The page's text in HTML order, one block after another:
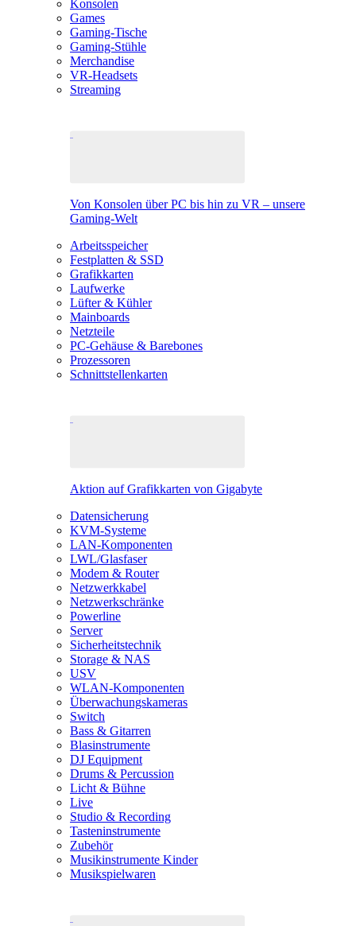
Konsolen
Games
Gaming-Tische
Gaming-Stühle
Merchandise
VR-Headsets
Streaming
Von Konsolen über PC bis hin zu VR – unsere
Gaming-Welt
Arbeitsspeicher
Festplatten & SSD
Grafikkarten
Laufwerke
Lüfter & Kühler
Mainboards
Netzteile
PC-Gehäuse & Barebones
Prozessoren
Schnittstellenkarten
Aktion auf Grafikkarten von Gigabyte
Datensicherung
KVM-Systeme
LAN-Komponenten
LWL/Glasfaser
Modem & Router
Netzwerkkabel
Netzwerkschränke
Powerline
Server
Sicherheitstechnik
Storage & NAS
USV
WLAN-Komponenten
Überwachungskameras
Switch
Bass & Gitarren
Blasinstrumente
DJ Equipment
Drums & Percussion
Licht & Bühne
Live
Studio & Recording
Tasteninstrumente
Zubehör
Musikinstrumente Kinder
Musikspielwaren